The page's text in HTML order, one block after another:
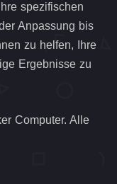
spezifischen
Anpassung bis
zu helfen, Ihre
Ergebnisse zu
Computer. Alle